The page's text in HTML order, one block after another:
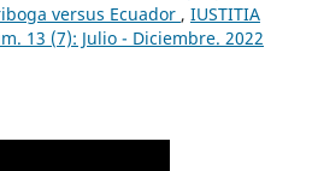
versus Ecuador , IUSTITIA
13 (7): Julio - Diciembre. 2022